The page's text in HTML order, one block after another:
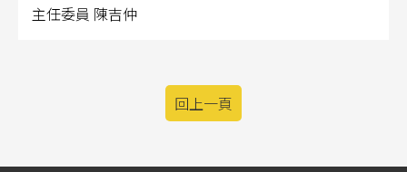
主任委員 陳吉仲
回上一頁